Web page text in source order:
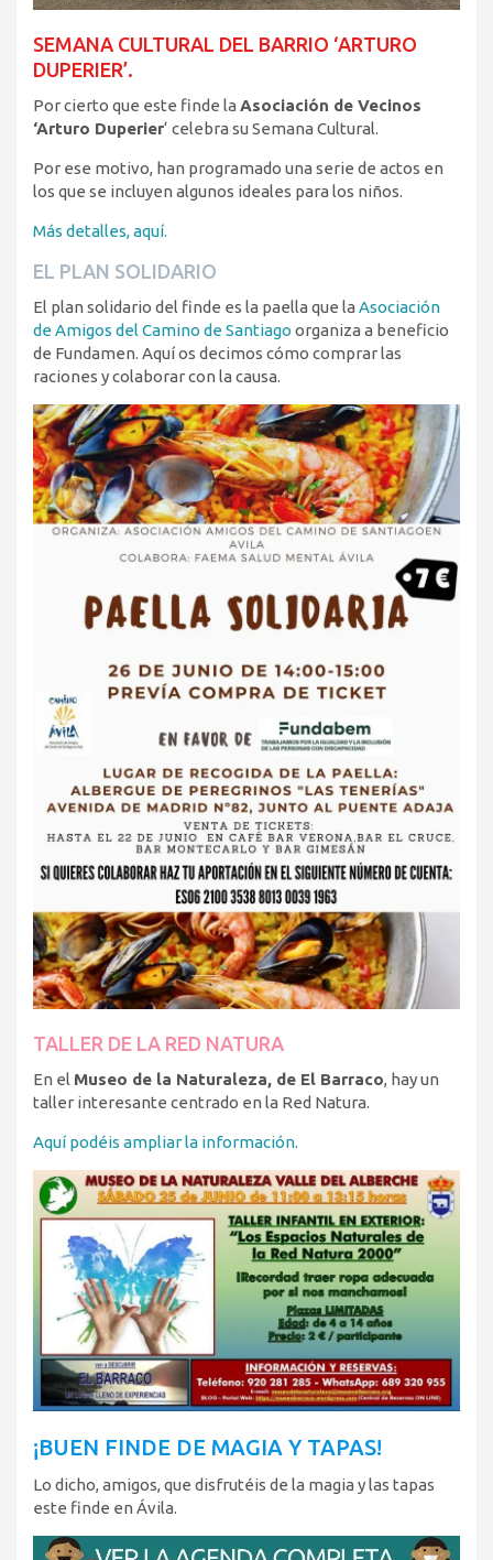
SEMANA CULTURAL DEL BARRIO ‘ARTURO
DUPERIER’.
Por cierto que este finde la Asociación de Vecinos
‘Arturo Duperier‘ celebra su Semana Cultural.
Por ese motivo, han programado una serie de actos en
los que se incluyen algunos ideales para los niños.
Más detalles, aquí.
EL PLAN SOLIDARIO
El plan solidario del finde es la paella que la Asociación
de Amigos del Camino de Santiago organiza a beneficio
de Fundamen. Aquí os decimos cómo comprar las
raciones y colaborar con la causa.
TALLER DE LA RED NATURA
En el Museo de la Naturaleza, de El Barraco, hay un
taller interesante centrado en la Red Natura.
Aquí podéis ampliar la información.
¡BUEN FINDE DE MAGIA Y TAPAS!
Lo dicho, amigos, que disfrutéis de la magia y las tapas
este finde en Ávila.